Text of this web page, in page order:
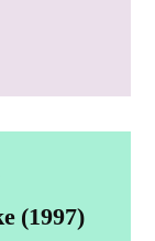
(1997)